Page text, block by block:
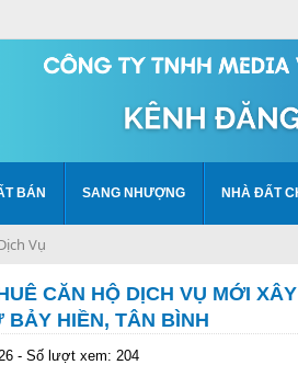
BÁN SANG NHƯỢNG NHÀ ĐẤT
Vụ
CĂN HỘ DỊCH VỤ MỚI
BẢY HIỀN, TÂN BÌNH
- Số lượt xem: 204